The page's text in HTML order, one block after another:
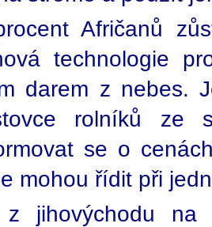
Afričanů
technologie
darem z nebes.
rolníků ze
se o
mohou řídit při
z jihovýchodu na